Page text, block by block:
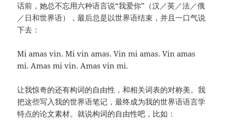
话前，她总不忘用六种语言说“我爱你”（汉／英／法／俄
／日和世界语），最后总是以世界语结束，并且一口气说
下去：
Mi amas vin. Mi vin amas. Vin mi amas. Vin amas
mi. Amas mi vin. Amas vin mi.
让我惊奇的还有构词的自由性，和相关词表的对称美。我
把这些写入我的世界语笔记，最终成为我的世界语语言学
特点的论文素材。就说构词的自由性吧，比如：